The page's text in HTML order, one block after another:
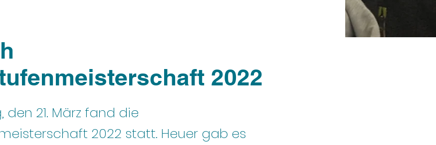
2022
den 21. März fand die
2022 statt. Heuer gab es